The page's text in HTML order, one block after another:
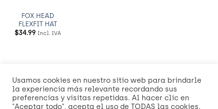
FOX HEAD
FLEXFIT HAT
$34.99 Incl. IVA
Visa MasterCardAmerican
Express
Credit
Card
Dinners
Club
Discover
Visa
Usamos cookies en nuestro sitio web para brindarle
la experiencia más relevante recordando sus
preferencias y visitas repetidas. Al hacer clic en
"Aceptar todo", acepta el uso de TODAS las cookies.